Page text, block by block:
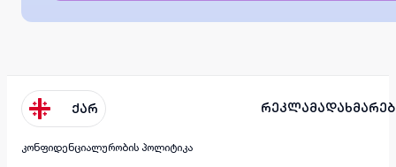
ქარ რეკლამა
კონფიდენციალურობის პოლიტიკა